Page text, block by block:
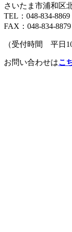
さいたま市浦和区
TEL：048-834-8869
FAX：048-834-8879
（受付時間 平日
お問い合わせはこ